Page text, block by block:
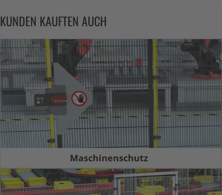
KUNDEN KAUFTEN AUCH
Maschinenschutz